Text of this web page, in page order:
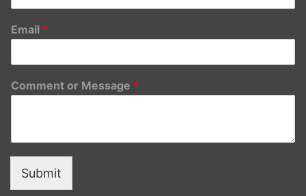
Email *
Comment or Message *
Submit